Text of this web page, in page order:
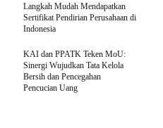
Langkah Mudah Mendapatkan
Sertifikat Pendirian Perusahaan di
Indonesia
KAI dan PPATK Teken MoU:
Sinergi Wujudkan Tata Kelola
Bersih dan Pencegahan
Pencucian Uang